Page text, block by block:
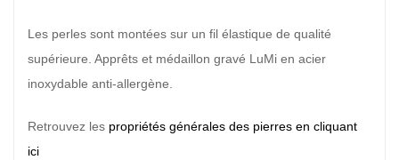
Les perles sont montées sur un fil élastique de qualité
supérieure. Apprêts et médaillon gravé LuMi en acier
inoxydable anti-allergène.
Retrouvez les propriétés générales des pierres en cliquant
ici